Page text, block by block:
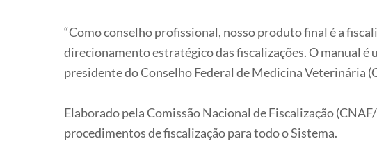
“Como conselho profissional, nosso produto final é a
direcionamento estratégico das fiscalizações. O manual
presidente do Conselho Federal de Medicina Veterinária
Elaborado pela Comissão Nacional de Fiscalização
procedimentos de fiscalização para todo o Sistema.